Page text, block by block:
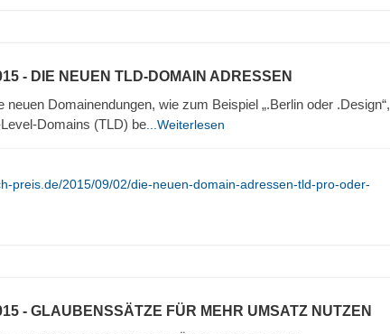
- DIE NEUEN TLD-DOMAIN ADRESSEN
neuen Domainendungen, wie zum Beispiel „.Berlin oder .Design“,
Domains (TLD) be ...Weiterlesen
preis.de/2015/09/02/die-neuen-domain-adressen-tld-pro-oder-
- GLAUBENSSÄTZE FÜR MEHR UMSATZ NUTZEN